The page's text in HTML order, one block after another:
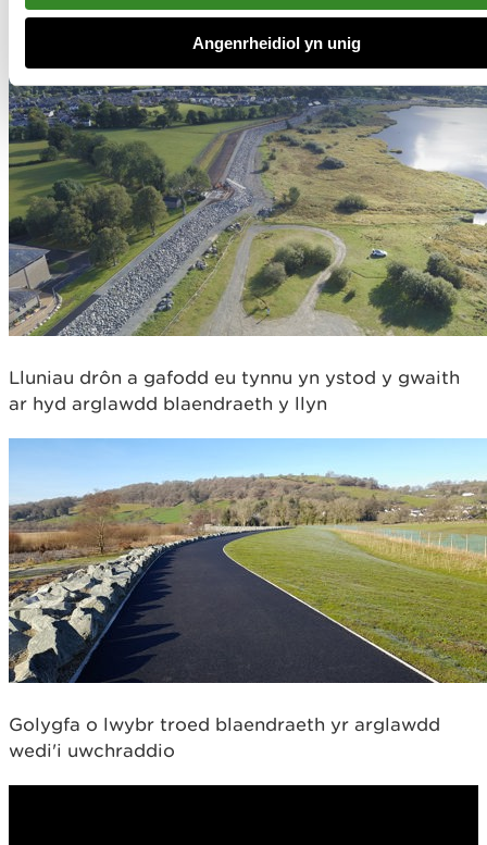
Angenrheidiol yn unig
Lluniau drôn a gafodd eu tynnu yn ystod y gwaith
ar hyd arglawdd blaendraeth y llyn
Golygfa o lwybr troed blaendraeth yr arglawdd
wedi'i uwchraddio